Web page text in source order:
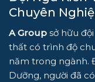
Chuyên
A Group sở hữu
thất có trình độ
năm trong ngành.
Dưỡng, người đã